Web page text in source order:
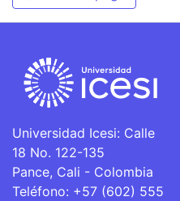
Universidad Icesi: Calle
18 No. 122-135
Pance, Cali - Colombia
Teléfono: +57 (602) 555